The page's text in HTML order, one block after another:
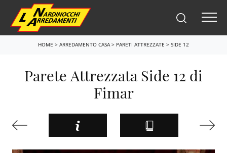
HOME > ARREDAMENTO CASA> PARETI ATTREZZATE > SIDE 12
Parete Attrezzata Side 12 di
Fimar